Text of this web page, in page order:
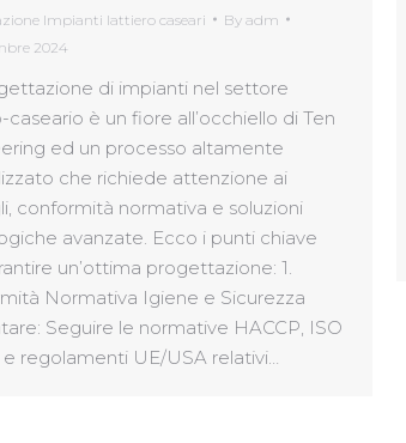
Impianti lattiero caseari By adm
2024
di impianti nel settore
caseario è un fiore all’occhiello di Ten
ed un processo altamente
che richiede attenzione ai
conformità normativa e soluzioni
avanzate. Ecco i punti chiave
un’ottima progettazione: 1.
Normativa Igiene e Sicurezza
Seguire le normative HACCP, ISO
regolamenti UE/USA relativi…